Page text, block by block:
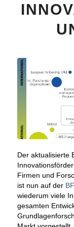
Der aktualisierte
Firmen und
ist nun auf der
wiederum viele
gesamten